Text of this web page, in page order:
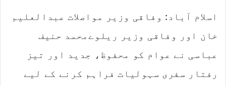
اسلام آباد: وفاقی وزیر مواصلات عبدالعلیم
خان اور وفاقی وزیر ریلوےمحمد حنیف
عباسی نے عوام کو محفوظ، جدید اور تیز
رفتار سفری سہولیات فراہم کرنے کے لیے